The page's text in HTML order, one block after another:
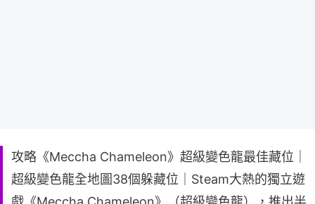
攻略《Meccha Chameleon》超級變色龍最佳藏位｜
超級變色龍全地圖38個躲藏位｜Steam大熱的獨立遊